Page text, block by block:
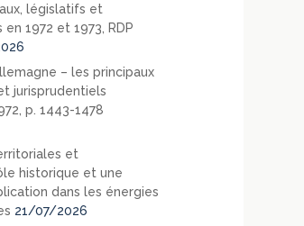
législatifs et
1972 et 1973, RDP
– les principaux
jurisprudentiels
p. 1443-1478
et
historique et une
dans les énergies
21/07/2026